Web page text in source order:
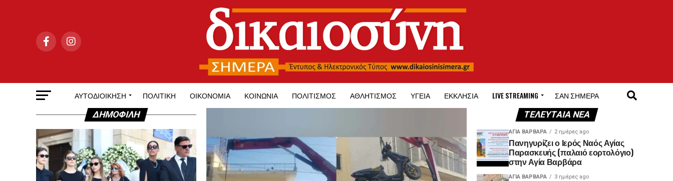
ΑΥΤΟΔΙΟΊΚΗΣΗ ΠΟΛΙΤΙΚΉ ΟΙΚΟΝΟΜΊΑ ΚΟΙΝΩΝΊΑ ΠΟΛΙΤΙΣΜΌΣ ΑΘΛΗΤΙΣΜΌΣ ΥΓΕΊΑ ΕΚΚΛΗΣΊΑ LIVE STREAMING ΣΑΝ ΣΉΜΕΡΑ
ΔΗΜΟΦΙΛΉ ΤΕΛΕΥΤΑΊΑ ΝΈΑ
ΑΓΙΑ ΒΑΡΒΑΡΑ 2 ημέρες ago
Πανηγυρίζει ο Ιερός Ναός Αγίας
Παρασκευής (παλαιό εορτολόγιο)
στην Αγία Βαρβάρα
ΑΓΙΑ ΒΑΡΒΑΡΑ 3 ημέρες ago